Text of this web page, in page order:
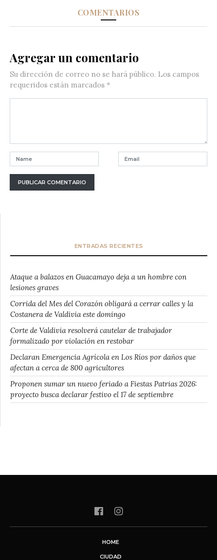
COMENTARIOS
Agregar un comentario
Su dirección de correo no se hará público. Los campos
requeridos están marcados *
ENTRADAS RECIENTES
Ataque a balazos en Guacamayo deja a un hombre con
lesiones graves
Corrida del Mes del Corazón obligará a cerrar calles y la
Costanera de Valdivia este domingo
Corte de Valdivia resolverá cautelar de trabajador
formalizado por violación en restobar
Declaran Emergencia Agrícola en Los Ríos por daños que
afectan a cerca de 800 agricultores
Proponen sumar un nuevo feriado a Fiestas Patrias 2026:
proyecto busca declarar festivo el 17 de septiembre
HOME
CIUDAD